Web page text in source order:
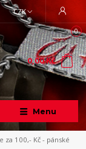
Menu
CZK
0
0,00 Kč
za 100,- Kč - pánské